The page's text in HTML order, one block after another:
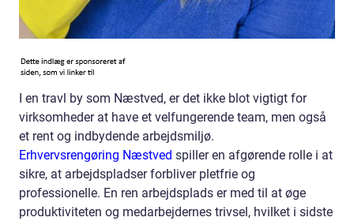
I en travl by som Næstved, er det ikke blot vigtigt for
virksomheder at have et velfungerende team, men også
et rent og indbydende arbejdsmiljø.
Erhvervsrengøring Næstved spiller en afgørende rolle i at
sikre, at arbejdspladser forbliver pletfrie og
professionelle. En ren arbejdsplads er med til at øge
produktiviteten og medarbejdernes trivsel, hvilket i sidste